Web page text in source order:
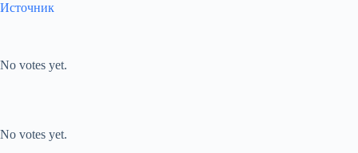
Источник
No votes yet.
No votes yet.